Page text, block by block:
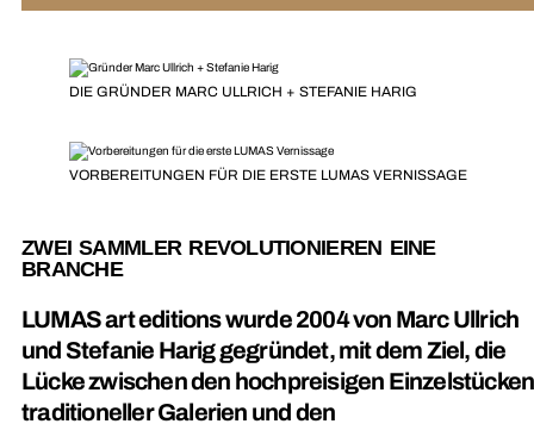
DIE GRÜNDER MARC ULLRICH + STEFANIE HARIG
VORBEREITUNGEN FÜR DIE ERSTE LUMAS VERNISSAGE
ZWEI SAMMLER REVOLUTIONIEREN EINE
BRANCHE
LUMAS art editions wurde 2004 von Marc Ullrich
und Stefanie Harig gegründet, mit dem Ziel, die
Lücke zwischen den hochpreisigen Einzelstücken
traditioneller Galerien und den